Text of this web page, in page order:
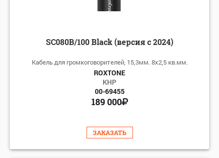
SC080B/100 Black (версия с 2024)
Кабель для громкоговорителей, 15,3мм. 8х2,5 кв.мм.
ROXTONE
КНР
00-69455
189 000
ЗАКАЗАТЬ